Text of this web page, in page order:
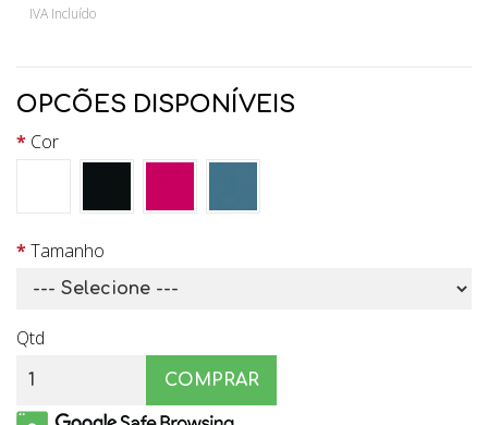
IVA Incluído
OPCÕES DISPONÍVEIS
Cor
Tamanho
Qtd
COMPRAR